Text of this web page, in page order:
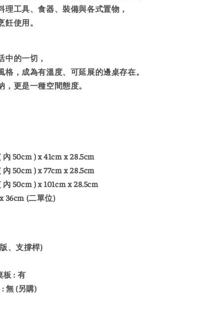
理工具、食器、裝備與各式置物，
使用。
中的一切，
格，成為有溫度、可延展的邊桌存在。
，更是一種空間態度。
50cm ) x 41cm x 28.5cm
50cm ) x 77cm x 28.5cm
50cm ) x 101cm x 28.5cm
36cm (二單位)
、支撐桿)
板 : 有
無 (另購)